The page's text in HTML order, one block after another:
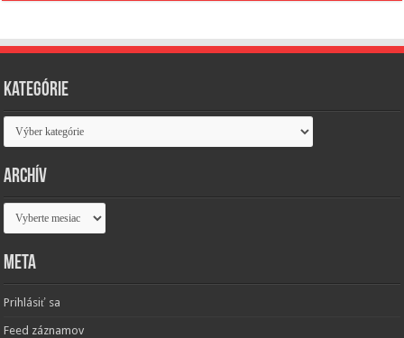
Kategórie
Kategórie
Archív
Archív
Meta
Prihlásiť sa
Feed záznamov